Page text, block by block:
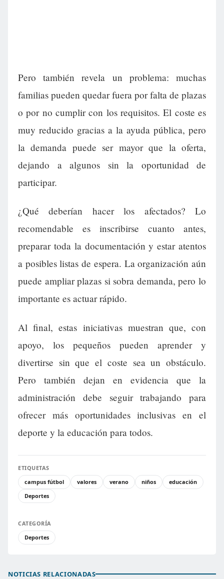
Pero también revela un problema: muchas
familias pueden quedar fuera por falta de plazas
o por no cumplir con los requisitos. El coste es
muy reducido gracias a la ayuda pública, pero
la demanda puede ser mayor que la oferta,
dejando a algunos sin la oportunidad de
participar.
¿Qué deberían hacer los afectados? Lo
recomendable es inscribirse cuanto antes,
preparar toda la documentación y estar atentos
a posibles listas de espera. La organización aún
puede ampliar plazas si sobra demanda, pero lo
importante es actuar rápido.
Al final, estas iniciativas muestran que, con
apoyo, los pequeños pueden aprender y
divertirse sin que el coste sea un obstáculo.
Pero también dejan en evidencia que la
administración debe seguir trabajando para
ofrecer más oportunidades inclusivas en el
deporte y la educación para todos.
ETIQUETAS
campus fútbol
valores verano niños
educación
Deportes
CATEGORÍA
Deportes
NOTICIAS RELACIONADAS